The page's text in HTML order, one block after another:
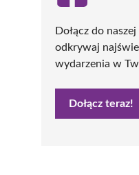
Dołącz do
odkrywaj
wydarzenia w
Dołącz teraz!